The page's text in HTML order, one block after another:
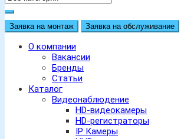
Заявка на монтаж Заявка на обслуживание
О компании
Вакансии
Бренды
Статьи
Каталог
Видеонаблюдение
HD-видеокамеры
HD-регистраторы
IP Камеры